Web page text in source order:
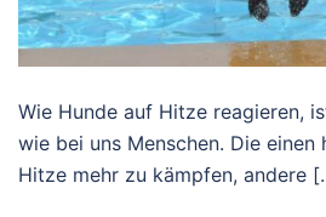
Wie Hunde auf Hitze reagieren,
wie bei uns Menschen. Die einen
Hitze mehr zu kämpfen, andere